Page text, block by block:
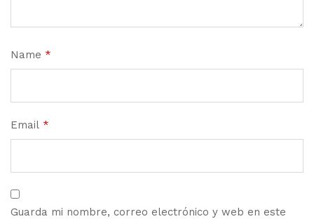
Name *
Email *
Guarda mi nombre, correo electrónico y web en este